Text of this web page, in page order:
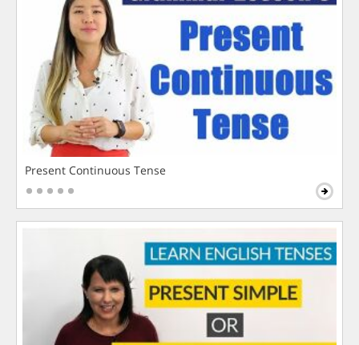
Present Continuous Tense